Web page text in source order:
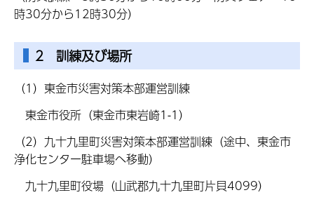
時30分から12時30分）
2 訓練及び場所
（1）東金市災害対策本部運営訓練
東金市役所（東金市東岩崎1-1）
（2）九十九里町災害対策本部運営訓練（途中、東金市
浄化センター駐車場へ移動）
九十九里町役場（山武郡九十九里町片貝4099）